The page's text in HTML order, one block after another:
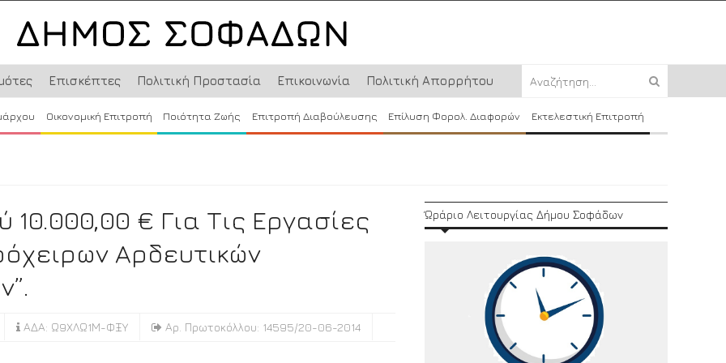
Επισκέπτες Πολιτική Προστασία Επικοινωνία Πολιτική Απορρήτου
Οικονομική Επιτροπή Ποιότητα Ζωής Επιτροπή Διαβούλευσης Επίλυση Φορολ. Διαφορών Εκτελεστική Επιτροπή
€ Για Τις Εργασίες
Αρδευτικών
ΑΔΑ: Ω9ΧΛΩ1Μ-ΦΞΥ Αρ. Πρωτοκόλλου: 14595/20-06-2014
Ώράριο Λειτουργίας Δήμου Σοφάδων